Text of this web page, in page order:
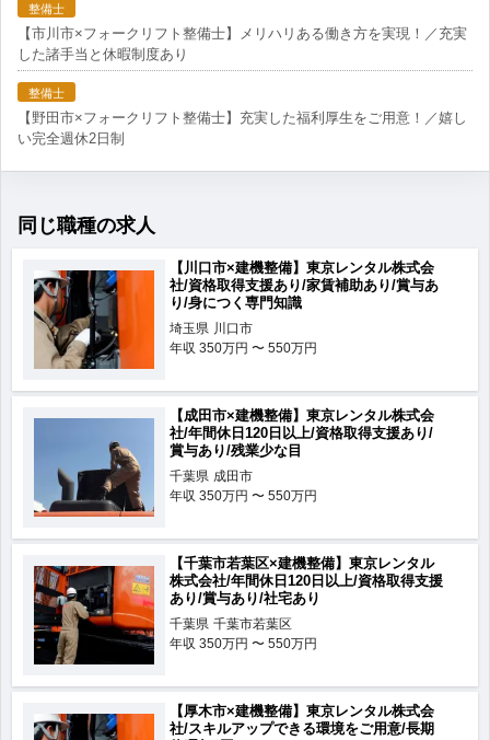
【市川市×フォークリフト整備士】メリハリある働き方を実現！／充実
した諸手当と休暇制度あり
整備士
【野田市×フォークリフト整備士】充実した福利厚生をご用意！／嬉し
い完全週休2日制
整備士
同じ職種の求人
【川口市×建機整備】東京レンタル株式会
社/資格取得支援あり/家賃補助あり/賞与あ
り/身につく専門知識
埼玉県 川口市
年収 350万円 〜 550万円
【成田市×建機整備】東京レンタル株式会
社/年間休日120日以上/資格取得支援あり/
賞与あり/残業少な目
千葉県 成田市
年収 350万円 〜 550万円
【千葉市若葉区×建機整備】東京レンタル
株式会社/年間休日120日以上/資格取得支援
あり/賞与あり/社宅あり
千葉県 千葉市若葉区
年収 350万円 〜 550万円
【厚木市×建機整備】東京レンタル株式会
社/スキルアップできる環境をご用意/長期